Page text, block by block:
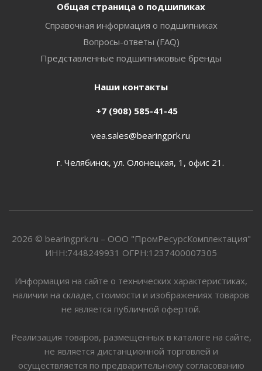
Общая страница о подшипиках
Справочная информация о подшипниках
Вопросы-ответы (FAQ)
Представленные подшипниковые бренды
Наши контакты
+7 (908) 585-41-45
vea.sales@bearingprk.ru
г. Челябинск, ул. Олонецкая, 1, офис 21.
2026 © bearingprk.ru – ООО "ПромРесурсКомплектация"
ИНН:7448249931 ОГРН:1237400007305
Информация на сайте о технических характеристиках,
наличии на складе, стоимости и изображениях товаров
не является публичной офертой.
Реализация товаров, размещенных в каталоге на сайте,
не является дистанционной торговлей и
осуществляется по предварительному согласованию